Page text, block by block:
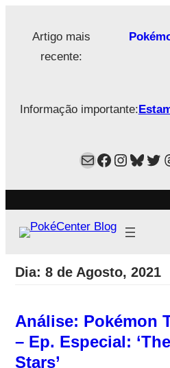
Artigo mais
recente:
Informação importante:
MailFacebook
Dia: 8 de Agosto, 2021
Análise: Pokémon
– Ep. Especial:
Stars’